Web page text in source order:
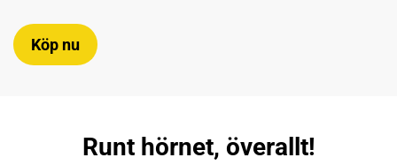
Köp nu
Runt hörnet, överallt!